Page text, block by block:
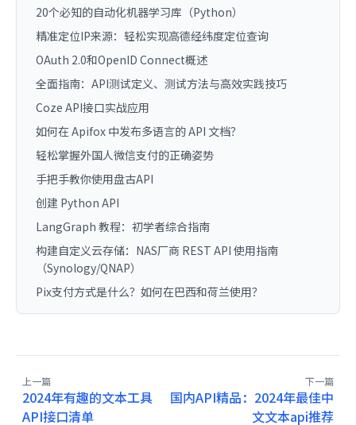
20个必知的自动化机器学习库（Python）
精准定位IP来源：轻松实现高德经纬度定位查询
OAuth 2.0和OpenID Connect概述
全面指南：API测试定义、测试方法与高效实践技巧
Coze API接口实战应用
如何在 Apifox 中发布多语言的 API 文档？
轻松掌握外国人微信支付的正确姿势
手把手教你使用盘古API
创建 Python API
LangGraph 教程：初学者综合指南
构建自定义云存储：NAS厂商 REST API 使用指南
（Synology/QNAP）
Pix支付方式是什么？如何在巴西和荷兰使用？
上一篇
2024年有趣的文本工具
API接口清单
下一篇
国内API精品：2024年最佳中
文文本api推荐